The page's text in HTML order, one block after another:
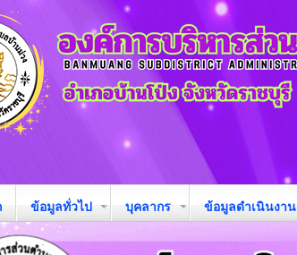
ข้อมูลทั่วไป บุคลากร ข้อมูลดำเนินงาน